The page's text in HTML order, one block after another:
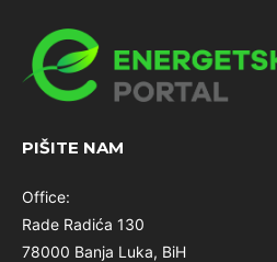
PIŠITE NAM
Office:
Rade Radića 130
78000 Banja Luka, BiH